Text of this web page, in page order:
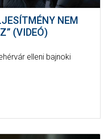
NEM
(VIDEÓ)
elleni bajnoki